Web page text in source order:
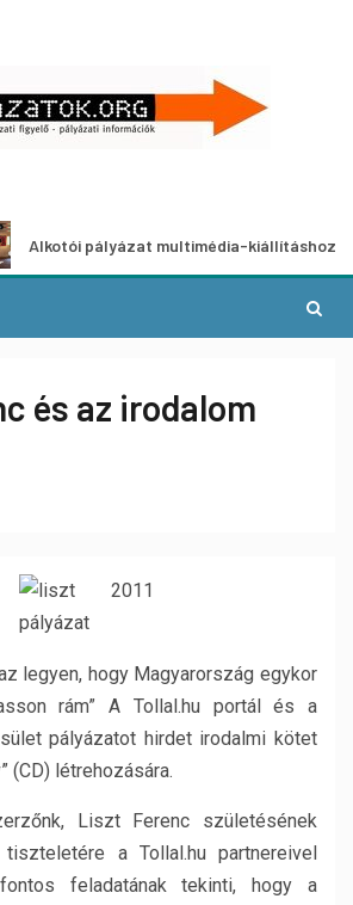
pályázat multimédia-kiállításhoz
és az irodalom
legyen, hogy Magyarország egykor
rám” A Tollal.hu portál és a
pályázatot hirdet irodalmi kötet
(CD) létrehozására.
Liszt Ferenc születésének
a Tollal.hu partnereivel
feladatának tekinti, hogy a